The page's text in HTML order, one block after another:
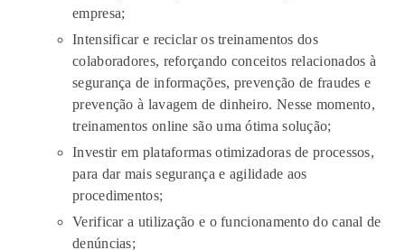
empresa;
Intensificar e reciclar os treinamentos dos
colaboradores, reforçando conceitos relacionados à
segurança de informações, prevenção de fraudes e
prevenção à lavagem de dinheiro. Nesse momento,
treinamentos online são uma ótima solução;
Investir em plataformas otimizadoras de processos,
para dar mais segurança e agilidade aos
procedimentos;
Verificar a utilização e o funcionamento do canal de
denúncias;